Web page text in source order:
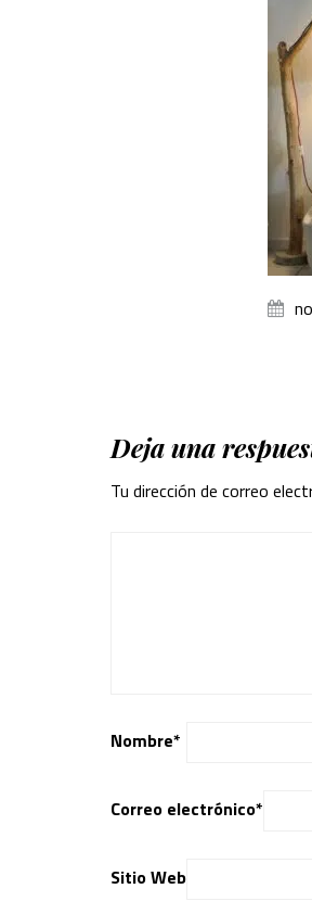
Deja una
Tu dirección de correo
Nombre*
Correo electrónico*
Sitio Web